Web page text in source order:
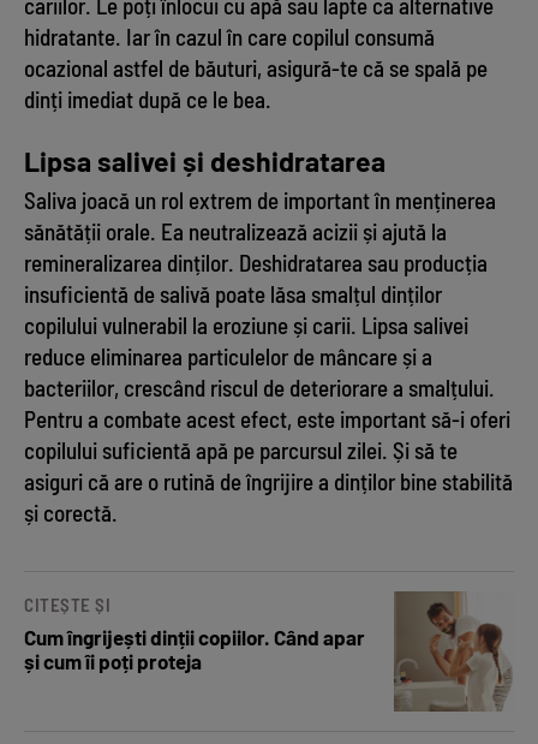
hidratante. Iar în cazul în care copilul consumă
ocazional astfel de băuturi, asigură-te că se spală pe
dinți imediat după ce le bea.
Lipsa salivei și deshidratarea
Saliva joacă un rol extrem de important în menținerea
sănătății orale. Ea neutralizează acizii și ajută la
remineralizarea dinților. Deshidratarea sau producția
insuficientă de salivă poate lăsa smalțul dinților
copilului vulnerabil la eroziune și carii. Lipsa salivei
reduce eliminarea particulelor de mâncare și a
bacteriilor, crescând riscul de deteriorare a smalțului.
Pentru a combate acest efect, este important să-i oferi
copilului suficientă apă pe parcursul zilei. Și să te
asiguri că are o rutină de îngrijire a dinților bine stabilită
și corectă.
CITEȘTE ȘI
Cum îngrijești dinții copiilor. Când apar
și cum îi poți proteja